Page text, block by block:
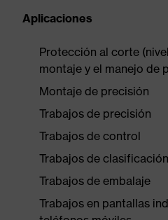
Aplicaciones
Protección al corte
montaje y el manejo de
Montaje de precisión
Trabajos de precisión
Trabajos de control
Trabajos de clasificación
Trabajos de embalaje
Trabajos en pantallas